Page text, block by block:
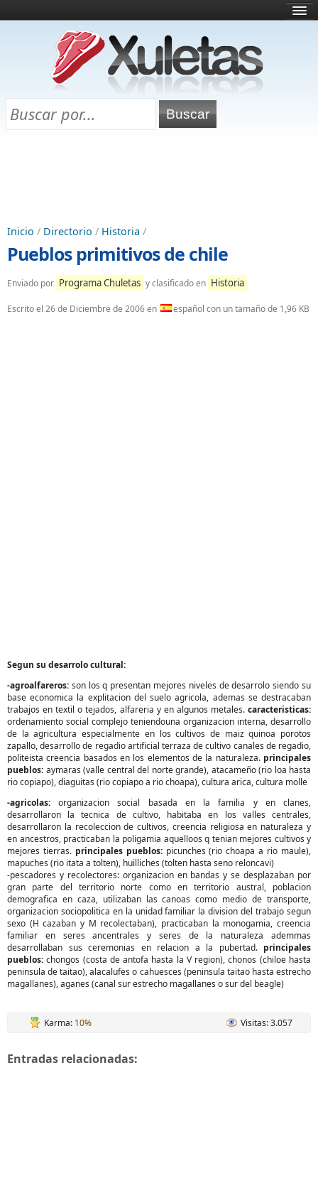
¿Qué es esto?
Directorio
Chuletas para exámenes
Inicio / Directorio / Historia /
Pueblos primitivos de chile
Enviado por Programa Chuletas y clasificado en Historia
Escrito el 26 de Diciembre de 2006en español con un tamaño de 1,96 KB
Segun su desarrolo cultural:
-agroalfareros: son los q presentan mejores niveles de desarrolo siendo su
base economica la explitacion del suelo agricola, ademas se destracaban
trabajos en textil o tejados, alfareria y en algunos metales. caracteristicas:
ordenamiento social complejo teniendouna organizacion interna, desarrollo
de la agricultura especialmente en los cultivos de maiz quinoa porotos
zapallo, desarrollo de regadio artificial terraza de cultivo canales de regadio,
politeista creencia basados en los elementos de la naturaleza. principales
pueblos: aymaras (valle central del norte grande), atacameño (rio loa hasta
rio copiapo), diaguitas (rio copiapo a rio choapa), cultura arica, cultura molle
-agricolas: organizacion social basada en la familia y en clanes,
desarrollaron la tecnica de cultivo, habitaba en los valles centrales,
desarrollaron la recoleccion de cultivos, creencia religiosa en naturaleza y
en ancestros, practicaban la poligamia aquelloos q tenian mejores cultivos y
mejores tierras. principales pueblos: picunches (rio choapa a rio maule),
mapuches (rio itata a tolten), huilliches (tolten hasta seno reloncavi)
-pescadores y recolectores: organizacion en bandas y se desplazaban por
gran parte del territorio norte como en territorio austral, poblacion
demografica en caza, utilizaban las canoas como medio de transporte,
organizacion sociopolitica en la unidad familiar la division del trabajo segun
sexo (H cazaban y M recolectaban), practicaban la monogamia, creencia
familiar en seres ancentrales y seres de la naturaleza ademmas
desarrollaban sus ceremonias en relacion a la pubertad. principales
pueblos: chongos (costa de antofa hasta la V region), chonos (chiloe hasta
peninsula de taitao), alacalufes o cahuesces (peninsula taitao hasta estrecho
magallanes), aganes (canal sur estrecho magallanes o sur del beagle)
Karma: 10% Visitas: 3.057
Entradas relacionadas: